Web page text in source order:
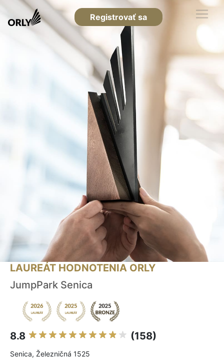
Registrovať sa
LAUREÁT HODNOTENIA ORLY
JumpPark Senica
8.8 (158)
Senica, Železničná 1525